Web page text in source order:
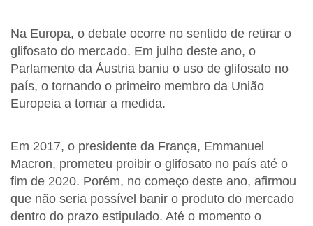
Na Europa, o debate ocorre no sentido de retirar o
glifosato do mercado. Em julho deste ano, o
Parlamento da Áustria baniu o uso de glifosato no
país, o tornando o primeiro membro da União
Europeia a tomar a medida.
Em 2017, o presidente da França, Emmanuel
Macron, prometeu proibir o glifosato no país até o
fim de 2020. Porém, no começo deste ano, afirmou
que não seria possível banir o produto do mercado
dentro do prazo estipulado. Até o momento o